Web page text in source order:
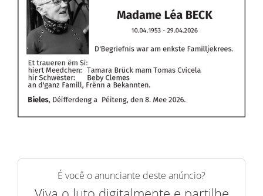
É você o anunciante deste anúncio?